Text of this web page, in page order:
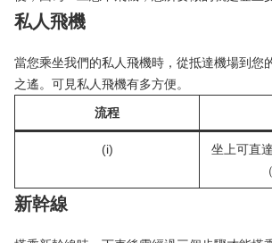
私人飛機
當您乘坐我們的私人飛機時，從抵達機場到您
之遙。可見私人飛機有多方便。
流程
(i)
坐上可直
新幹線